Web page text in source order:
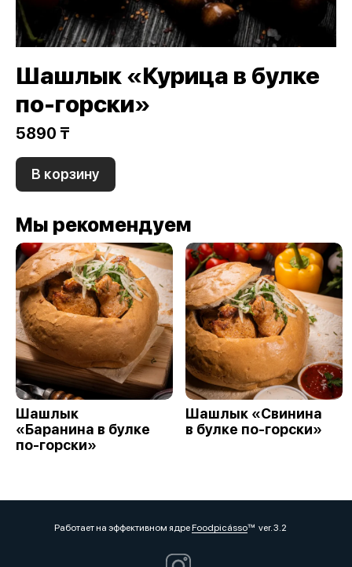
Шашлык «Курица в булке
по-горски»
5890 ₸
В корзину
Мы рекомендуем
Шашлык
«Баранина в булке
по-горски»
Шашлык «Свинина
в булке по-горски»
Работает на эффективном ядреFoodpicássover. 3.2